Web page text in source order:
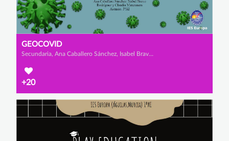
GEOCOVID
Secundaria, Ana Caballero Sánchez, Isabel Bravo Rodríguez y Claudia Manzanero Asensio
+20